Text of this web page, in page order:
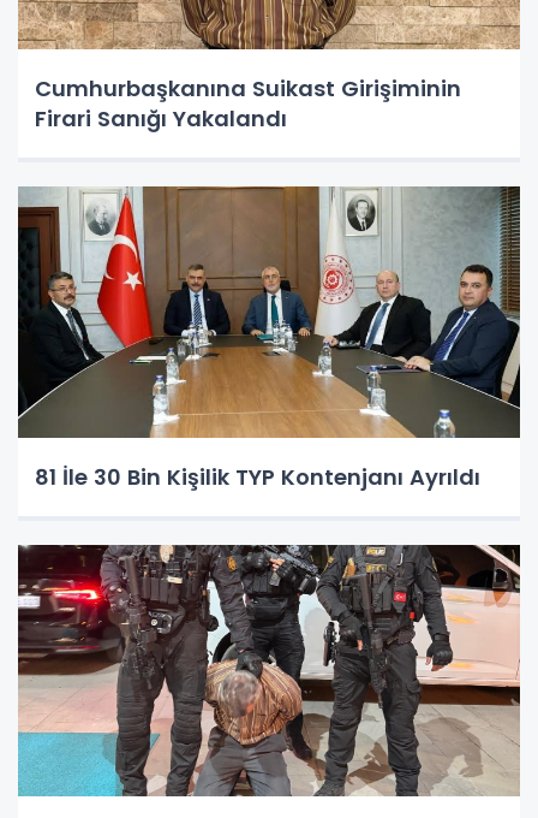
Cumhurbaşkanına Suikast Girişiminin
Firari Sanığı Yakalandı
81 İle 30 Bin Kişilik TYP Kontenjanı Ayrıldı